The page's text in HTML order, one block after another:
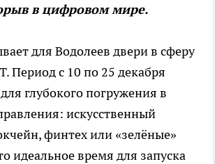
в цифровом мире.
для Водолеев двери в сферу
Период с 10 по 25 декабря
глубокого погружения в
искусственный
финтех или «зелёные»
идеальное время для запуска